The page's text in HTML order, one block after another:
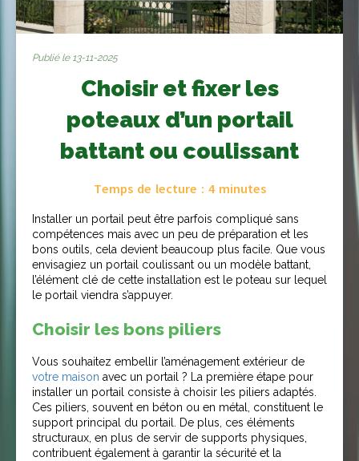
Publié le 13-11-2025
Choisir et fixer les
poteaux d’un portail
battant ou coulissant
Temps de lecture : 4minutes
Installer un portail peut être parfois compliqué sans
compétences mais avec un peu de préparation et les
bons outils, cela devient beaucoup plus facile. Que vous
envisagiez un portail coulissant ou un modèle battant,
l’élément clé de cette installation est le poteau sur lequel
le portail viendra s’appuyer.
Choisir les bons piliers
Vous souhaitez embellir l’aménagement extérieur de
votre maison avec un portail ? La première étape pour
installer un portail consiste à choisir les piliers adaptés.
Ces piliers, souvent en béton ou en métal, constituent le
support principal du portail. De plus, ces éléments
structuraux, en plus de servir de supports physiques,
contribuent également à garantir la sécurité et la